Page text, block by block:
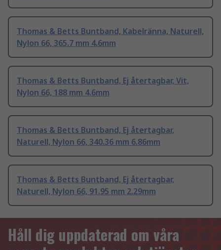
Thomas & Betts Buntband, Kabelränna, Naturell,
Nylon 66, 365.7 mm 4.6mm
Thomas & Betts Buntband, Ej återtagbar, Vit,
Nylon 66, 188 mm 4.6mm
Thomas & Betts Buntband, Ej återtagbar,
Naturell, Nylon 66, 340.36 mm 6.86mm
Thomas & Betts Buntband, Ej återtagbar,
Naturell, Nylon 66, 91.95 mm 2.29mm
Håll dig uppdaterad om våra